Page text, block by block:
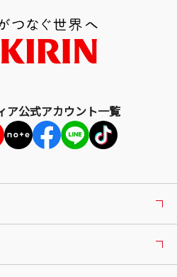
ア公式アカウント一覧